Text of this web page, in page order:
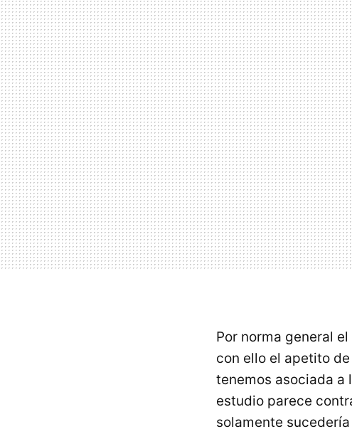
Por norma general
con ello el apetito
tenemos asociada a
estudio parece
solamente